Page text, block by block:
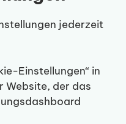
jederzeit
Einstellungen“ in
Website, der das